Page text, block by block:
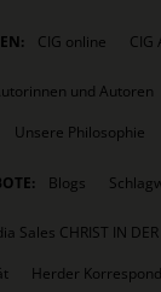
CIG online CIG
und Autoren
Unsere Philosophie
Blogs
Sales CHRIST IN
Herder